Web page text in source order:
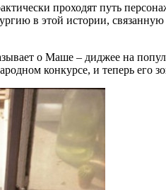
проходят путь
в этой истории,
о Маше – диджее на
конкурсе, и теперь его